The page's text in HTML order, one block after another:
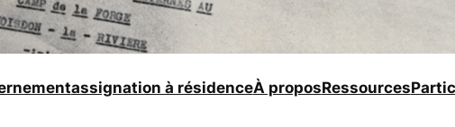
assignation à résidenceÀ proposRessources